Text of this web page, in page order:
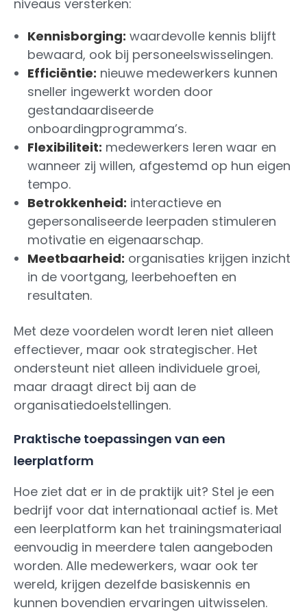
niveaus versterken:
Kennisborging: waardevolle kennis blijft
bewaard, ook bij personeelswisselingen.
Efficiëntie: nieuwe medewerkers kunnen
sneller ingewerkt worden door
gestandaardiseerde
onboardingprogramma’s.
Flexibiliteit: medewerkers leren waar en
wanneer zij willen, afgestemd op hun eigen
tempo.
Betrokkenheid: interactieve en
gepersonaliseerde leerpaden stimuleren
motivatie en eigenaarschap.
Meetbaarheid: organisaties krijgen inzicht
in de voortgang, leerbehoeften en
resultaten.
Met deze voordelen wordt leren niet alleen
effectiever, maar ook strategischer. Het
ondersteunt niet alleen individuele groei,
maar draagt direct bij aan de
organisatiedoelstellingen.
Praktische toepassingen van een
leerplatform
Hoe ziet dat er in de praktijk uit? Stel je een
bedrijf voor dat internationaal actief is. Met
een leerplatform kan het trainingsmateriaal
eenvoudig in meerdere talen aangeboden
worden. Alle medewerkers, waar ook ter
wereld, krijgen dezelfde basiskennis en
kunnen bovendien ervaringen uitwisselen.